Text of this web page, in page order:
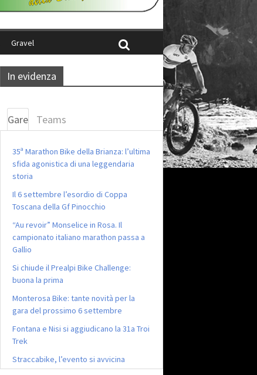
Gravel
In evidenza
Gare Teams
35ª Marathon Bike della Brianza: l’ultima
sfida agonistica di una leggendaria
storia
Il 6 settembre l’esordio di Coppa
Toscana della Gf Pinocchio
“Au revoir” Monselice in Rosa. Il
campionato italiano marathon passa a
Gallio
Si chiude il Prealpi Bike Challenge:
buona la prima
Monterosa Bike: tante novità per la
gara del prossimo 6 settembre
Fontana e Nisi si aggiudicano la 31a Troi
Trek
Straccabike, l’evento si avvicina